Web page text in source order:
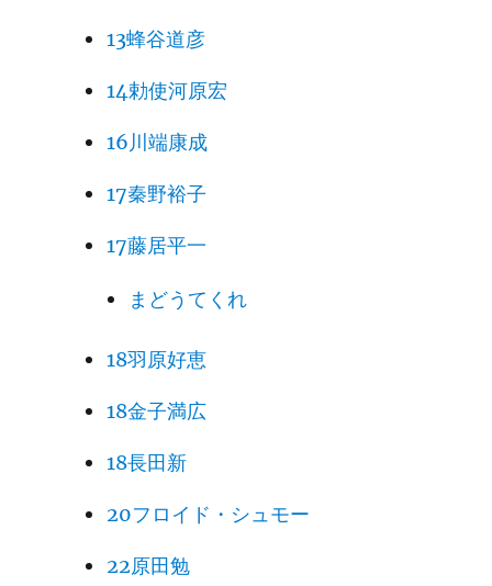
13蜂谷道彦
14勅使河原宏
16川端康成
17秦野裕子
17藤居平一
まどうてくれ
18羽原好恵
18金子満広
18長田新
20フロイド・シュモー
22原田勉